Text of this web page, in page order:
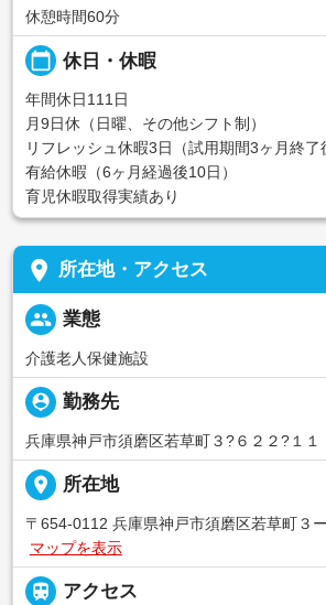
休憩時間60分
calendar_today 休日・休暇
年間休日111日
月9日休（日曜、その他シフト制）
リフレッシュ休暇3日（試用期間3ヶ月終了
有給休暇（6ヶ月経過後10日）
育児休暇取得実績あり
place 所在地・アクセス
people 業態
介護老人保健施設
person_pin 勤務先
兵庫県神戸市須磨区若草町３?６２２?１１
place 所在地
〒654-0112 兵庫県神戸市須磨区若草町３
マップを表示
 アクセス